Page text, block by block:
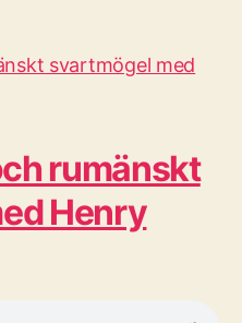
rumänskt
Henry